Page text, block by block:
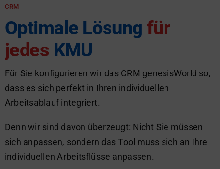
CRM
Optimale Lösung für
jedes KMU
Für Sie konfigurieren wir das CRM genesisWorld so,
dass es sich perfekt in Ihren individuellen
Arbeitsablauf integriert.
Denn wir sind davon überzeugt: Nicht Sie müssen
sich anpassen, sondern das Tool muss sich an Ihre
individuellen Arbeitsflüsse anpassen.